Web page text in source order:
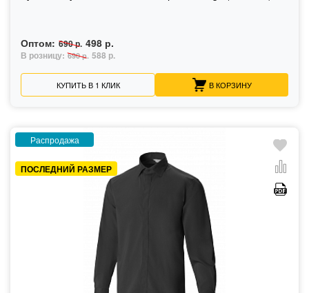
Оптом: 690 р. 498 р.
В розницу: 690 р. 588 р.
КУПИТЬ В 1 КЛИК В КОРЗИНУ
Распродажа
ПОСЛЕДНИЙ РАЗМЕР